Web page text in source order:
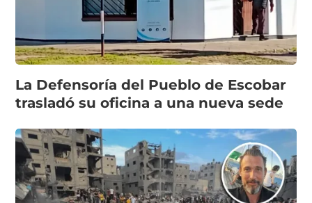
La Defensoría del Pueblo de Escobar
trasladó su oficina a una nueva sede